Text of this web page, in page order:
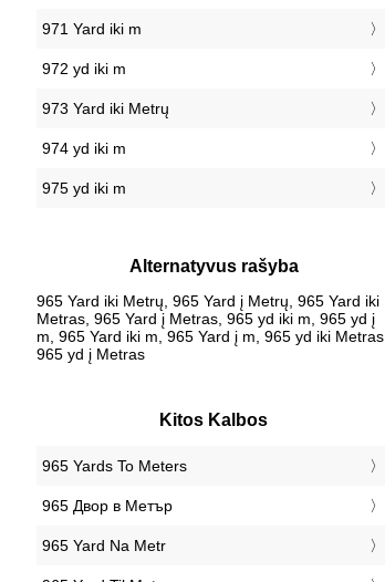
971 Yard iki m
972 yd iki m
973 Yard iki Metrų
974 yd iki m
975 yd iki m
Alternatyvus rašyba
965 Yard iki Metrų, 965 Yard į Metrų, 965 Yard iki
Metras, 965 Yard į Metras, 965 yd iki m, 965 yd į
m, 965 Yard iki m, 965 Yard į m, 965 yd iki Metras,
965 yd į Metras
Kitos Kalbos
‎965 Yards To Meters
‎965 Двор в Метър
‎965 Yard Na Metr